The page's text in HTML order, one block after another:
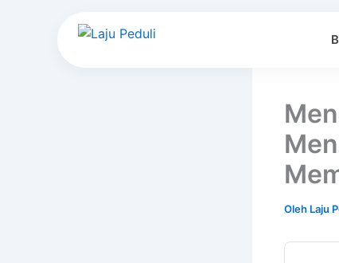
Oleh Laju